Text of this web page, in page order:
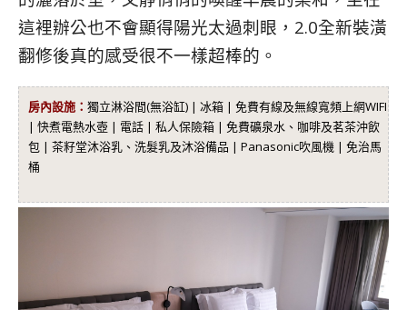
這裡辦公也不會顯得陽光太過刺眼，2.0全新裝潢
翻修後真的感受很不一樣超棒的。
房內設施： 獨立淋浴間(無浴缸) | 冰箱 | 免費有線及無線寬頻上網WIFI
| 快煮電熱水壺 | 電話 | 私人保險箱 | 免費礦泉水、咖啡及茗茶沖飲
包 | 茶籽堂沐浴乳、洗髮乳及沐浴備品 | Panasonic吹風機 | 免治馬
桶